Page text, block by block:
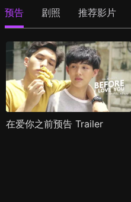
预告 剧照 推荐影片
在爱你之前预告 Trailer